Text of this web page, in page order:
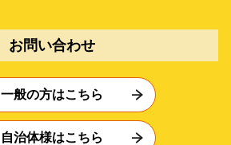
お問い合わせ
一般の方はこちら
自治体様はこちら